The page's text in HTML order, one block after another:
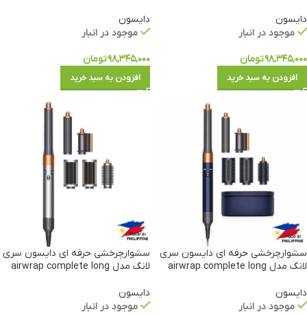
دایسون
موجود در انبار
۹۸,۳۴۵,۰۰۰تومان
افزودن به سبد خرید
دایسون
موجود در انبار
۹۸,۳۴۵,۰۰۰تومان
افزودن به سبد خرید
سشوارچرخشی حرفه ای دایسون سری
لانگ مدل airwrap complete long
دایسون
موجود در انبار
سشوارچرخشی حرفه ای دایسون سری
لانگ مدل airwrap complete long
دایسون
موجود در انبار